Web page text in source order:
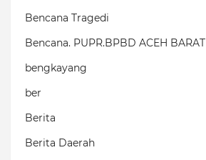
Bencana Tragedi
Bencana. PUPR.BPBD ACEH BARAT
bengkayang
ber
Berita
Berita Daerah